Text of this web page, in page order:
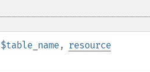
$table_name, resource